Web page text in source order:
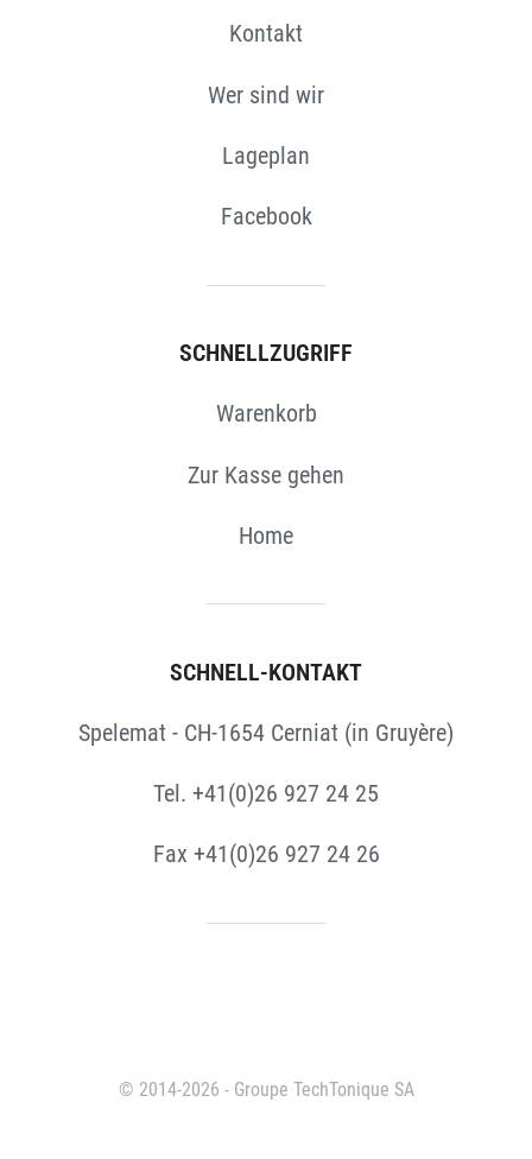
Kontakt
Wer sind wir
Lageplan
Facebook
SCHNELLZUGRIFF
Warenkorb
Zur Kasse gehen
Home
SCHNELL-KONTAKT
Spelemat - CH-1654 Cerniat (in Gruyère)
Tel. +41(0)26 927 24 25
Fax +41(0)26 927 24 26
© 2014-2026 - Groupe TechTonique SA